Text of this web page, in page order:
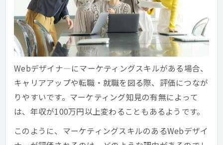
Webデザイナ―にマーケティングスキルがある場合、
キャリアアップや転職・就職を図る際、評価につなが
りやすいです。マーケティング知見の有無によって
は、年収が100万円以上変わることもあるようです。
このように、マーケティングスキルのあるWebデザイ